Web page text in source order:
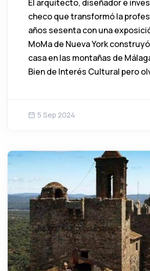
El arquitecto, diseñador e
checo que transformó la
años sesenta con una
MoMa de Nueva York
casa en las montañas de
Bien de Interés Cultural pero
5 Sep 2024